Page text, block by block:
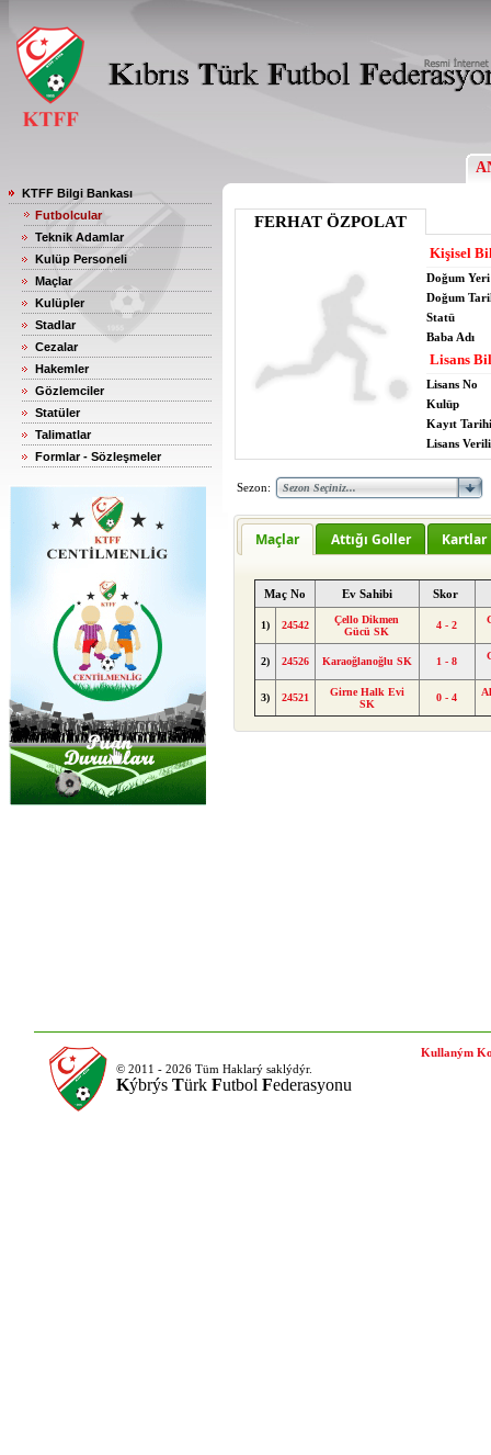
KTFF Bilgi Bankası
Futbolcular
Teknik Adamlar
Kulüp Personeli
Maçlar
Kulüpler
Stadlar
Cezalar
Hakemler
Gözlemciler
Statüler
Talimatlar
Formlar - Sözleşmeler
FERHAT ÖZPOLAT
Kişisel
Doğum Yeri
Doğum
Statü
Baba Adı
Lisans
Lisans No
Kulüp
Kayıt Tarihi
Lisans
Sezon:
Maçlar Attığı Goller Kartlar
Maç No Ev Sahibi Skor
1) 24542
Çello Dikmen
Gücü SK
4 - 2
2) 24526 Karaoğlanoğlu SK 1 - 8
3) 24521
Girne Halk Evi
SK
0 - 4
© 2011 - 2026 Tüm Haklarý saklýdýr.
Kýbrýs Türk Futbol Federasyonu
Kullaným